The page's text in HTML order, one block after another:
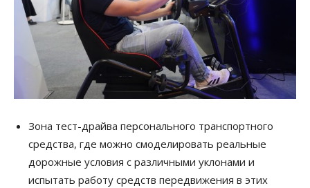
Зона тест-драйва персонального транспортного
средства, где можно смоделировать реальные
дорожные условия с различными уклонами и
испытать работу средств передвижения в этих